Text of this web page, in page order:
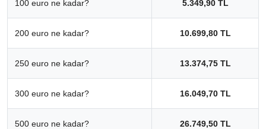
100 euro ne kadar? 5.349,90 TL
200 euro ne kadar? 10.699,80 TL
250 euro ne kadar? 13.374,75 TL
300 euro ne kadar? 16.049,70 TL
500 euro ne kadar? 26.749,50 TL